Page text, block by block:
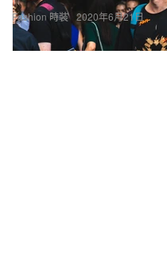
Fashion 時裝 2020年6月21日